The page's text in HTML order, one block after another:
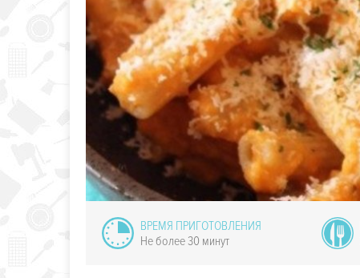
ВРЕМЯ ПРИГОТОВЛЕНИЯ
Не более 30 минут